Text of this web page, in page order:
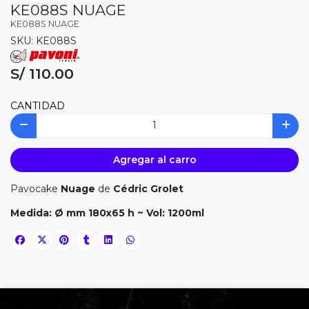
KE088S NUAGE
KE088S NUAGE
SKU: KE088S
S/ 110.00
CANTIDAD
Agregar al carro
Pavocake Nuage de Cédric Grolet
Medida: Ø mm 180x65 h ~ Vol: 1200ml